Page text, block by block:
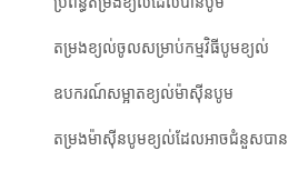
តម្រងខ្យល់ចូលសម្រាប់កម្មវិធីបូមខ្យល់
ឧបករណ៍សម្អាតខ្យល់ម៉ាស៊ីនបូម
តម្រងម៉ាស៊ីនបូមខ្យល់ដែលអាចជំនួសបាន